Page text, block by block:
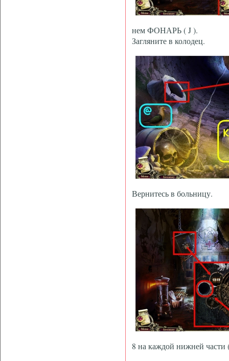
нем ФОНАРЬ ( J ).
Загляните в колодец.
Вернитесь в больницу.
8 на каждой нижней части